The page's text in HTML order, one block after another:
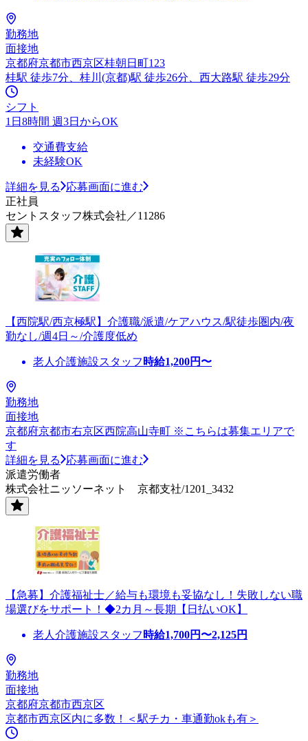
勤務地
面接地
京都府京都市西京区桂朝日町123
桂駅 徒歩7分、桂川(京都)駅 徒歩26分、西大路駅 徒歩29分
シフト
1日8時間 週3日からOK
交通費支給
未経験OK
詳細を見る
応募画面に進む
正社員
セントスタッフ株式会社／11286
【西院駅/西京極駅】介護職/派遣/ケアハウス/駅徒歩圏内/夜
勤なし/週4日～/介護度低め
老人介護施設スタッフ 時給1,200円〜
勤務地
面接地
京都府京都市右京区西院高山寺町 ※こちらは募集エリアで
す
詳細を見る
応募画面に進む
派遣労働者
株式会社ニッソーネット 京都支社/1201_3432
【急募】介護福祉士／給与も環境も妥協なし！失敗しない職
場選びをサポート！◆2カ月～長期【日払いOK】
老人介護施設スタッフ 時給1,700円〜2,125円
勤務地
面接地
京都府京都市西京区
京都市西京区内に多数！＜駅チカ・車通勤okも有＞